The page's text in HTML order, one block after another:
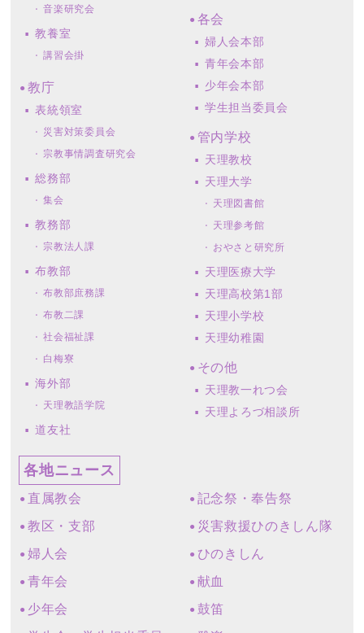
音楽研究会
教養室
講習会掛
教庁
表統領室
災害対策委員会
宗教事情調査研究会
総務部
集会
教務部
宗教法人課
布教部
布教部庶務課
布教二課
社会福祉課
白梅寮
海外部
天理教語学院
道友社
各会
婦人会本部
青年会本部
少年会本部
学生担当委員会
管内学校
天理教校
天理大学
天理図書館
天理参考館
おやさと研究所
天理医療大学
天理高校第1部
天理小学校
天理幼稚園
その他
天理教一れつ会
天理よろづ相談所
各地ニュース
直属教会
教区・支部
婦人会
青年会
少年会
記念祭・奉告祭
災害救援ひのきしん隊
ひのきしん
献血
鼓笛